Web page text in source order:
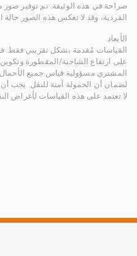
صراحة في هذه الوثيقة. تم توفير
الفردية، وقد لا تعكس هذه الصور حالة
الأبعاد
القياسات مُقدمة بشكل تقريبي فقط. قد
على ارتفاع الشاحنة/المقطورة
المشتري مسؤولية قياس جميع
لضمان أن الحمولة آمنة للنقل. يجب
لا تعتمد على هذه القياسات لأغراض